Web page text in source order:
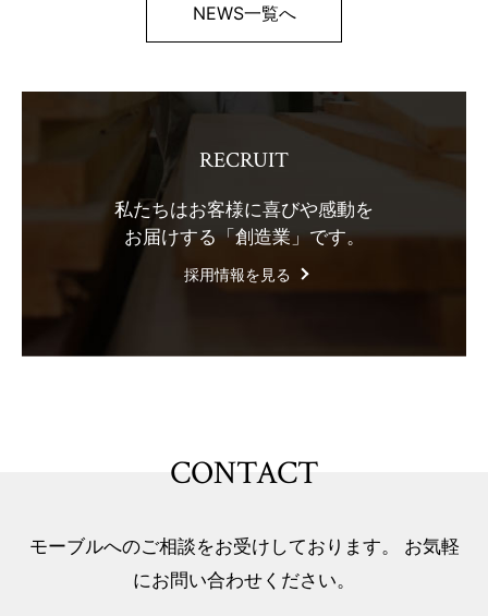
NEWS一覧へ
RECRUIT
私たちはお客様に喜びや感動を
お届けする「創造業」です。
採用情報を見る
CONTACT
モーブルへのご相談をお受けしております。 お気軽
にお問い合わせください。